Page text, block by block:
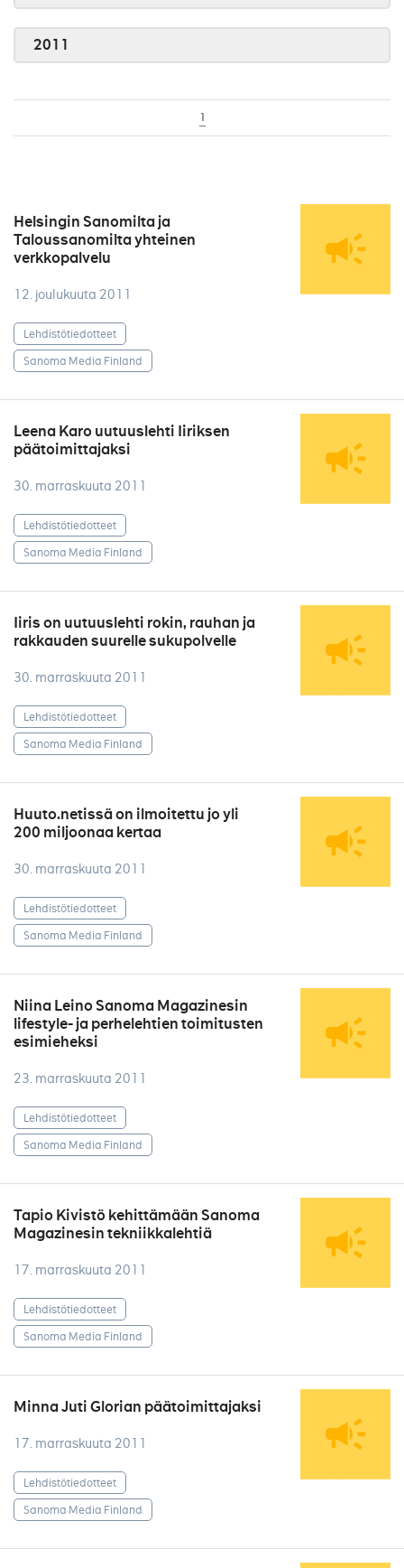
2011
1
Helsingin Sanomilta ja
Taloussanomilta yhteinen
verkkopalvelu
12. joulukuuta 2011
Lehdistötiedotteet
Sanoma Media Finland
Leena Karo uutuuslehti Iiriksen
päätoimittajaksi
30. marraskuuta 2011
Lehdistötiedotteet
Sanoma Media Finland
Iiris on uutuuslehti rokin, rauhan ja
rakkauden suurelle sukupolvelle
30. marraskuuta 2011
Lehdistötiedotteet
Sanoma Media Finland
Huuto.netissä on ilmoitettu jo yli
200 miljoonaa kertaa
30. marraskuuta 2011
Lehdistötiedotteet
Sanoma Media Finland
Niina Leino Sanoma Magazinesin
lifestyle- ja perhelehtien toimitusten
esimieheksi
23. marraskuuta 2011
Lehdistötiedotteet
Sanoma Media Finland
Tapio Kivistö kehittämään Sanoma
Magazinesin tekniikkalehtiä
17. marraskuuta 2011
Lehdistötiedotteet
Sanoma Media Finland
Minna Juti Glorian päätoimittajaksi
17. marraskuuta 2011
Lehdistötiedotteet
Sanoma Media Finland